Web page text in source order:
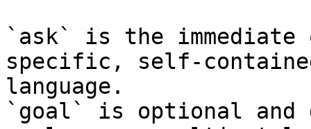
`ask` is the
specific, self-
language.
`goal` is optional and